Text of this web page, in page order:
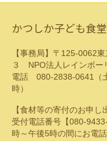
かつしか子ども食
【事務局】〒125-0062
３ NPO法人レインボー
電話 080-2838-0641（
時）
【食材等の寄付のお申し
受付電話番号【080-
時～午後5時の間にお電話